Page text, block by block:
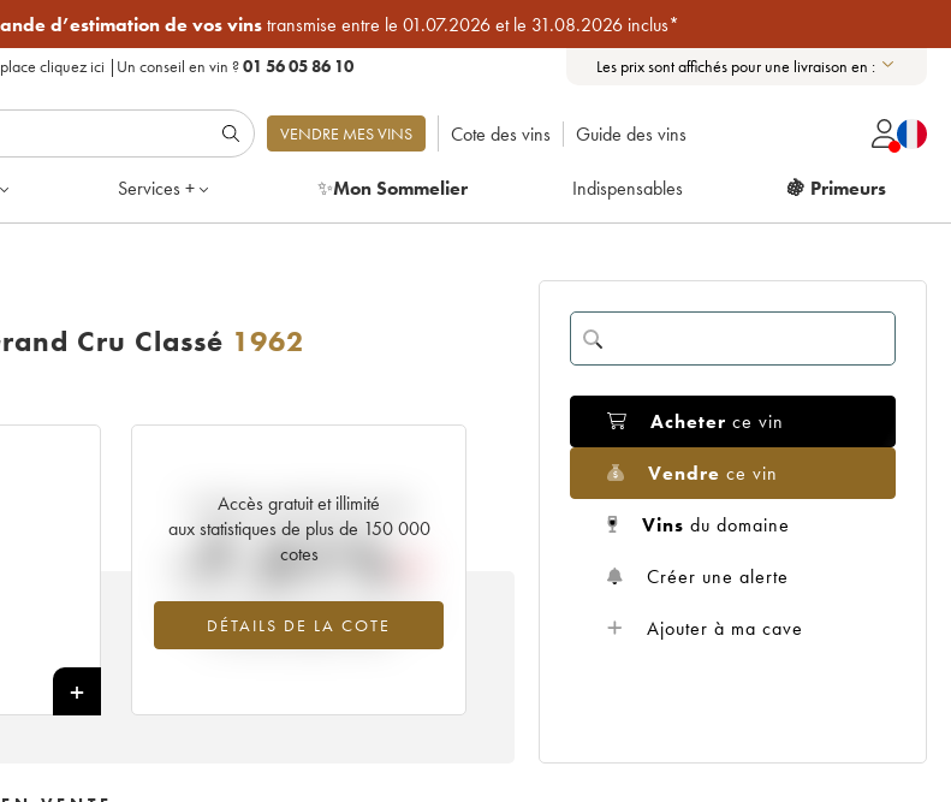
d’estimation de vos vinstransmise entre le 01.07.2026 et le 31.08.2026 inclus*
cliquez ici | Un conseil en vin ?01 56 05 86 10 Les prix sont affichés pour une livraison en :
VENDRE MES VINS Cote des vins Guide des vins
Services + ✨Mon Sommelier Indispensables 🍇 Primeurs
Cru Classé 1962
+
Accès gratuit et illimité
aux statistiques de plus de 150 000
cotes
DÉTAILS DE LA COTE
Tendance actuelle de la cote
-7.51%
Tendance à la baisse du millésime 1962
en 2026 par rapport à 2025
Acheter ce vin
Vendre ce vin
Vins du domaine
Créer une alerte
Ajouter à ma cave